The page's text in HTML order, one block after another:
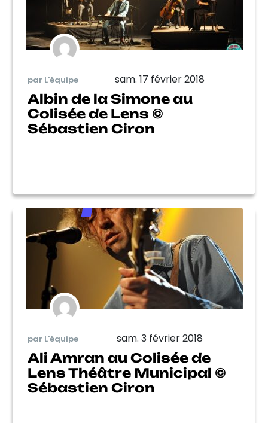
par L'équipe sam. 17 février 2018
Albin de la Simone au
Colisée de Lens ©
Sébastien Ciron
par L'équipe sam. 3 février 2018
Ali Amran au Colisée de
Lens Théâtre Municipal ©
Sébastien Ciron